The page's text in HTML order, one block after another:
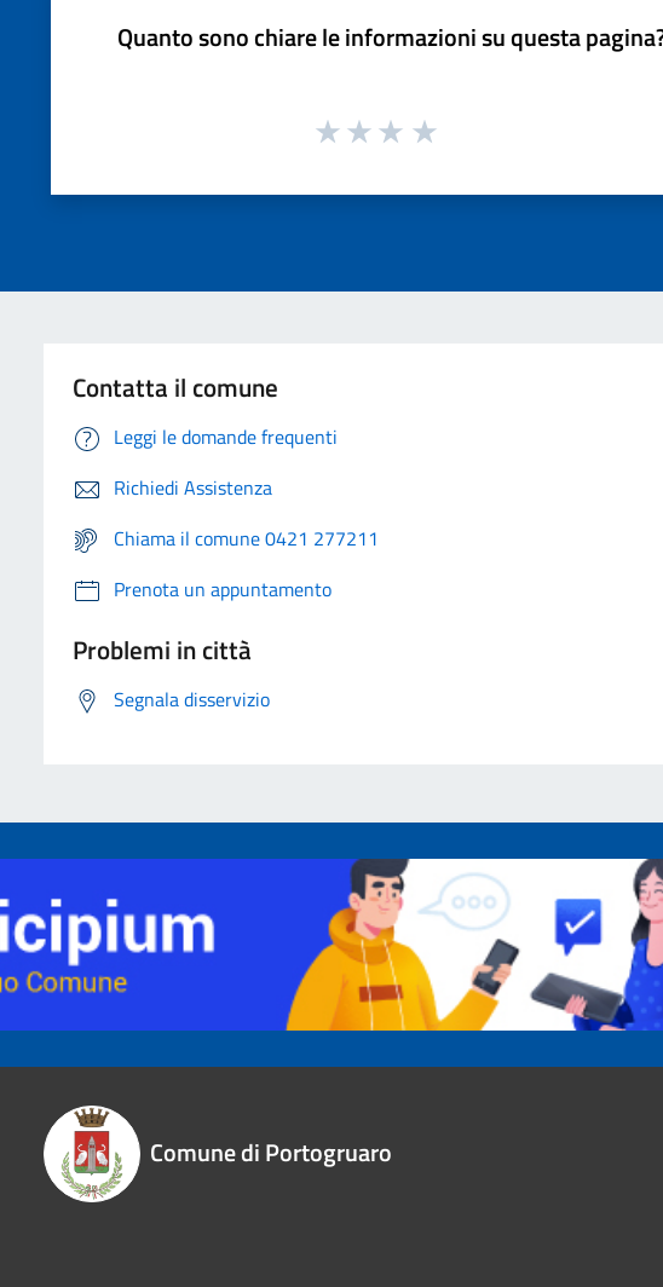
Quanto sono chiare le informazioni su questa
Contatta il comune
Leggi le domande frequenti
Richiedi Assistenza
Chiama il comune 0421 277211
Prenota un appuntamento
Problemi in città
Segnala disservizio
Comune di Portogruaro